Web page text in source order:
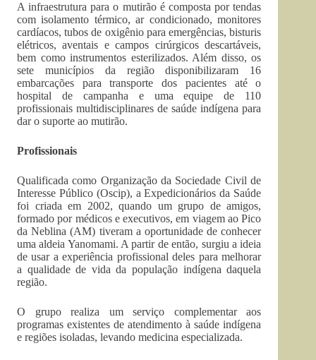
A infraestrutura para o mutirão é composta por tendas
com isolamento térmico, ar condicionado, monitores
cardíacos, tubos de oxigênio para emergências, bisturis
elétricos, aventais e campos cirúrgicos descartáveis,
bem como instrumentos esterilizados. Além disso, os
sete municípios da região disponibilizaram 16
embarcações para transporte dos pacientes até o
hospital de campanha e uma equipe de 110
profissionais multidisciplinares de saúde indígena para
dar o suporte ao mutirão.
Profissionais
Qualificada como Organização da Sociedade Civil de
Interesse Público (Oscip), a Expedicionários da Saúde
foi criada em 2002, quando um grupo de amigos,
formado por médicos e executivos, em viagem ao Pico
da Neblina (AM) tiveram a oportunidade de conhecer
uma aldeia Yanomami. A partir de então, surgiu a ideia
de usar a experiência profissional deles para melhorar
a qualidade de vida da população indígena daquela
região.
O grupo realiza um serviço complementar aos
programas existentes de atendimento à saúde indígena
e regiões isoladas, levando medicina especializada.